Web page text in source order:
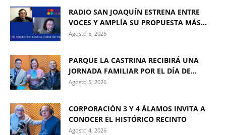
RADIO SAN JOAQUÍN ESTRENA ENTRE
VOCES Y AMPLÍA SU PROPUESTA MÁS...
Agosto 5, 2026
PARQUE LA CASTRINA RECIBIRÁ UNA
JORNADA FAMILIAR POR EL DÍA DE...
Agosto 5, 2026
CORPORACIÓN 3 Y 4 ÁLAMOS INVITA A
CONOCER EL HISTÓRICO RECINTO
Agosto 4, 2026